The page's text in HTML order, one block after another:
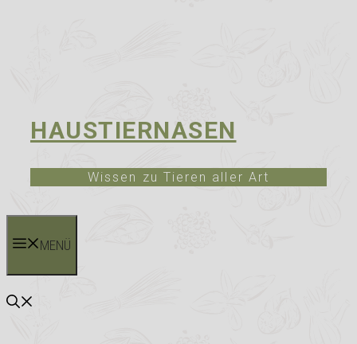
HAUSTIERNASEN
Wissen zu Tieren aller Art
MENÜ